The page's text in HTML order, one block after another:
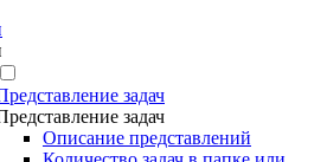
задач
задач
Описание представлений